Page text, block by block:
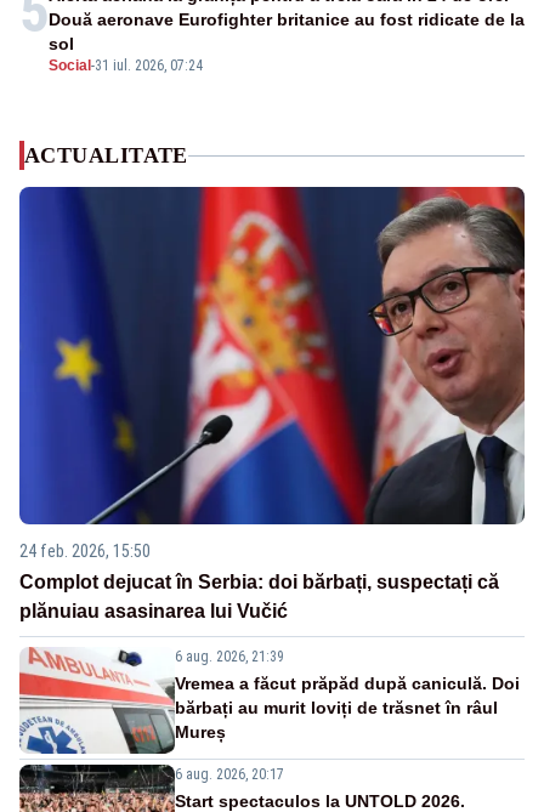
Social -31 iul. 2026, 07:24
Două aeronave Eurofighter britanice au fost ridicate de la
sol
ACTUALITATE
24 feb. 2026, 15:50
Complot dejucat în Serbia: doi bărbați, suspectați că
plănuiau asasinarea lui Vučić
6 aug. 2026, 21:39
Vremea a făcut prăpăd după caniculă. Doi
bărbați au murit loviți de trăsnet în râul
Mureș
6 aug. 2026, 20:17
Start spectaculos la UNTOLD 2026.